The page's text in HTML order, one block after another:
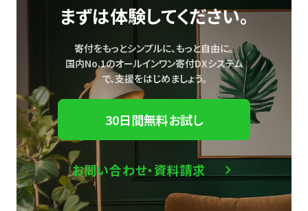
まずは体験してください。
寄付をもっとシンプルに、もっと自由に。
国内No.1のオールインワン寄付DXシステム
で、支援をはじめましょう。
30日間無料お試し
お問い合わせ・資料請求